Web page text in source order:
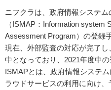
ニフクラは、政府情報システ
（ISMAP：Information system
Assessment Program）の登録
現在、外部監査の対応が完了
中となっており、2021年度中の
ISMAPとは、政府情報システ
ラウドサービスの利用に向け